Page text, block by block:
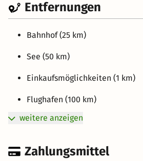
Entfernungen
Bahnhof (25 km)
See (50 km)
Einkaufsmöglichkeiten (1 km)
Flughafen (100 km)
weitere anzeigen
Zahlungsmittel